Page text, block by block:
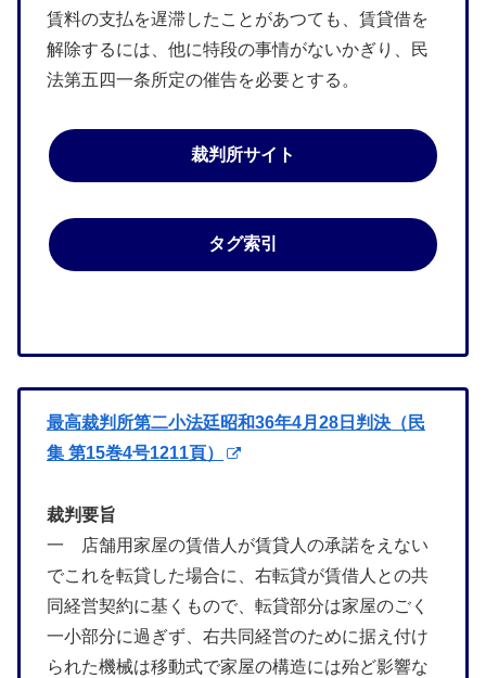
賃料の支払を遅滞したことがあつても、賃貸借を
解除するには、他に特段の事情がないかぎり、民
法第五四一条所定の催告を必要とする。
裁判所サイト
タグ索引
最高裁判所第二小法廷昭和36年4月28日判決（民
集 第15巻4号1211頁）
裁判要旨
一 店舗用家屋の賃借人が賃貸人の承諾をえない
でこれを転貸した場合に、右転貸が賃借人との共
同経営契約に基くもので、転貸部分は家屋のごく
一小部分に過ぎず、右共同経営のために据え付け
られた機械は移動式で家屋の構造には殆ど影響な